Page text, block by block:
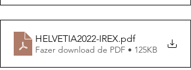
HELVETIA2022-IREX.pdf
Fazer download de PDF • 125KB